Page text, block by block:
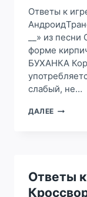
ПАЗЛ
1
Ответы к
__» из
форме
БУХАНКА
слабый, не…
ДАЛЕЕ ОТВЕТЫ
–
–
Ответы